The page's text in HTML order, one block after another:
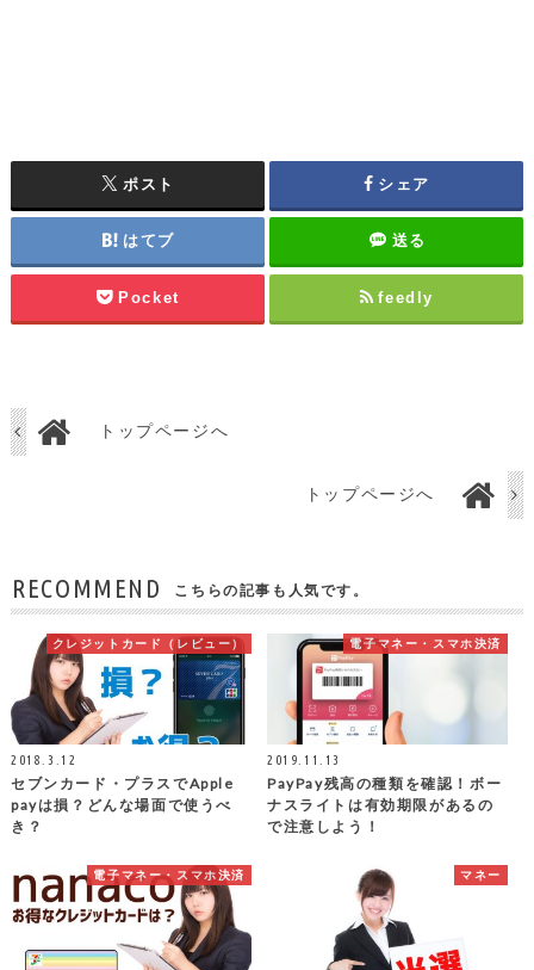
ポスト シェア
はてブ 送る
Pocket feedly
トップページへ
トップページへ
RECOMMEND こちらの記事も人気です。
クレジットカード（レビュー）
2018.3.12
セブンカード・プラスでApple
payは損？どんな場面で使うべ
き？
電子マネー・スマホ決済
2019.11.13
PayPay残高の種類を確認！ボー
ナスライトは有効期限があるの
で注意しよう！
電子マネー・スマホ決済 マネー